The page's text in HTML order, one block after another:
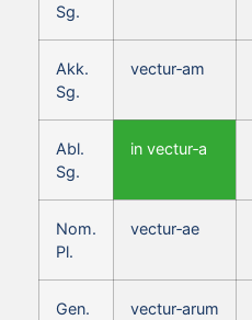
Sg.
Akk.
Sg.
vectur‑am
Abl.
Sg.
in vectur‑a
Nom.
Pl.
vectur‑ae
Gen.
vectur‑arum